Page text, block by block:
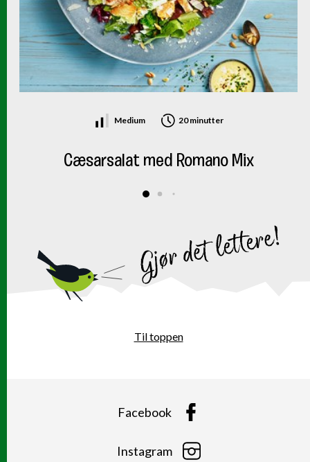
Medium 20 minutter
Cæsarsalat med Romano Mix
Til toppen
Facebook
Instagram